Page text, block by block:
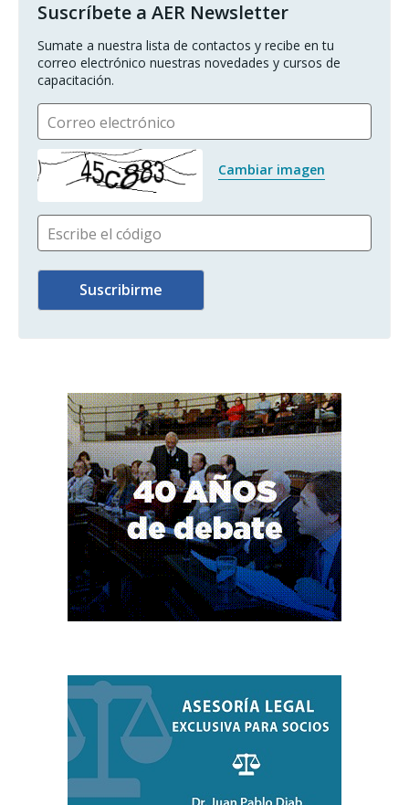
Suscríbete a AER Newsletter
Sumate a nuestra lista de contactos y recibe en tu
correo electrónico nuestras novedades y cursos de
capacitación.
Correo electrónico
Cambiar imagen
Escribe el código